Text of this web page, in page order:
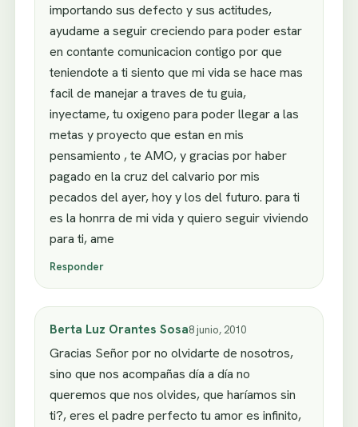
importando sus defecto y sus actitudes,
ayudame a seguir creciendo para poder estar
en contante comunicacion contigo por que
teniendote a ti siento que mi vida se hace mas
facil de manejar a traves de tu guia,
inyectame, tu oxigeno para poder llegar a las
metas y proyecto que estan en mis
pensamiento , te AMO, y gracias por haber
pagado en la cruz del calvario por mis
pecados del ayer, hoy y los del futuro. para ti
es la honrra de mi vida y quiero seguir viviendo
para ti, ame
Responder
Berta Luz Orantes Sosa8 junio, 2010
Gracias Señor por no olvidarte de nosotros,
sino que nos acompañas día a día no
queremos que nos olvides, que haríamos sin
ti?, eres el padre perfecto tu amor es infinito,